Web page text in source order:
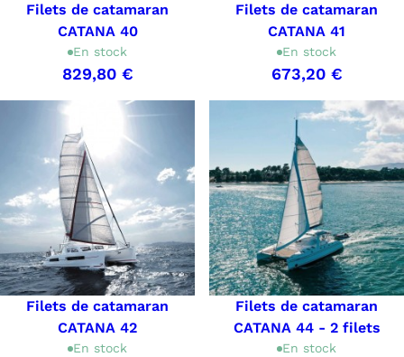
Filets de catamaran
CATANA 40
En stock
829,80 €
Filets de catamaran
CATANA 41
En stock
673,20 €
Filets de catamaran
CATANA 42
En stock
Filets de catamaran
CATANA 44 - 2 filets
En stock